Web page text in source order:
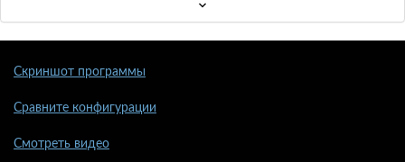
Скриншот программы
Сравните конфигурации
Смотреть видео